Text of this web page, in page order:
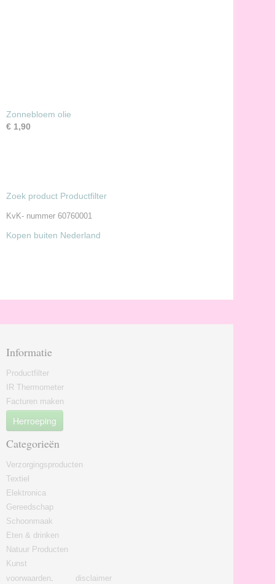
Zonnebloem olie
€ 1,90
Zoek product Productfilter
KvK- nummer 60760001
Kopen buiten Nederland
Informatie
Productfilter
IR Thermometer
Facturen maken
Herroeping
Categorieën
Verzorgingsproducten
Textiel
Elektronica
Gereedschap
Schoonmaak
Eten & drinken
Natuur Producten
Kunst
voorwaarden. disclaimer